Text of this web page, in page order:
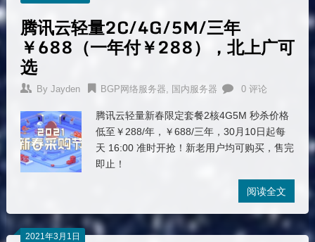
腾讯云轻量2C/4G/5M/三年
￥688（一年付￥288），北上广可
选
By Jayden BGP网络服务器, 国内服务器 0 评论
腾讯云轻量新春限定套餐2核4G5M 秒杀价格
低至￥288/年，￥688/三年，30月10日起每
天 16:00 准时开抢！新老用户均可购买，售完
即止！
阅读全文
2021年3月1日